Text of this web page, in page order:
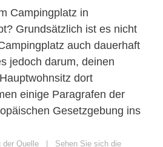
Campingplatz in
Grundsätzlich ist es nicht
auch dauerhaft
jedoch darum, deinen
dort
einige Paragrafen der
Gesetzgebung ins
der Quelle | Sehen Sie sich die